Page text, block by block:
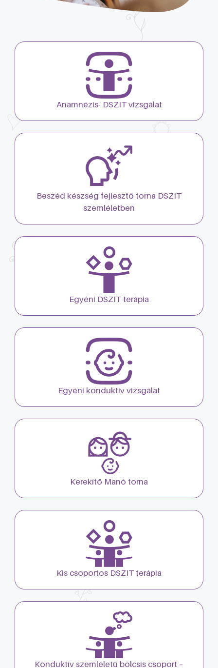
Anamnézis- DSZIT vizsgálat
Beszéd készség fejlesztő torna DSZIT
szemléletben
Egyéni DSZIT terápia
Egyéni konduktív vizsgálat
Kerekítő Manó torna
Kis csoportos DSZIT terápia
Konduktív szemléletű bölcsis csoport –